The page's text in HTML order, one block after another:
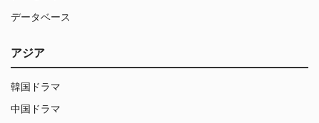
データベース
アジア
韓国ドラマ
中国ドラマ